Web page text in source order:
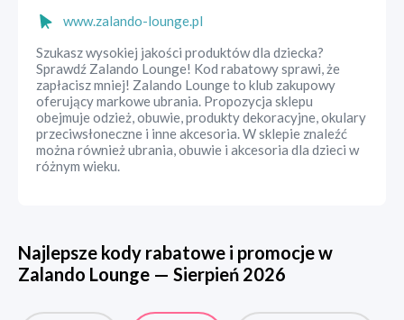
www.zalando-lounge.pl
Szukasz wysokiej jakości produktów dla dziecka?
Sprawdź Zalando Lounge! Kod rabatowy sprawi, że
zapłacisz mniej! Zalando Lounge to klub zakupowy
oferujący markowe ubrania. Propozycja sklepu
obejmuje odzież, obuwie, produkty dekoracyjne, okulary
przeciwsłoneczne i inne akcesoria. W sklepie znaleźć
można również ubrania, obuwie i akcesoria dla dzieci w
różnym wieku.
Najlepsze kody rabatowe i promocje w
Zalando Lounge — Sierpień 2026